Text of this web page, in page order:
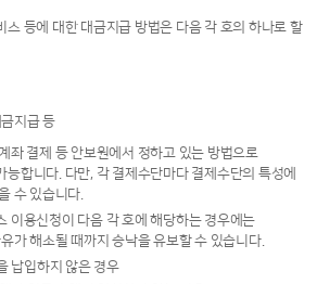
스 등에 대한 대금지급 방법은 다음 각 호의 하나로 할
지급 등
좌 결제 등 안보원에서 정하고 있는 방법으로
능합니다. 다만, 각 결제수단마다 결제수단의 특성에
수 있습니다.
이용신청이 다음 각 호에 해당하는 경우에는
가 해소될 때까지 승낙을 유보할 수 있습니다.
납입하지 않은 경우